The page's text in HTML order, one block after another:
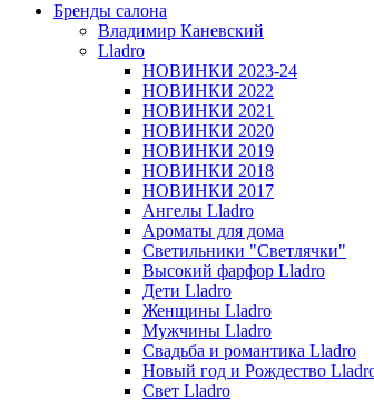
Бренды салона
Владимир Каневский
Lladro
НОВИНКИ 2023-24
НОВИНКИ 2022
НОВИНКИ 2021
НОВИНКИ 2020
НОВИНКИ 2019
НОВИНКИ 2018
НОВИНКИ 2017
Ангелы Lladro
Ароматы для дома
Светильники "Светлячки"
Высокий фарфор Lladro
Дети Lladro
Женщины Lladro
Мужчины Lladro
Свадьба и романтика Lladro
Новый год и Рождество
Свет Lladro